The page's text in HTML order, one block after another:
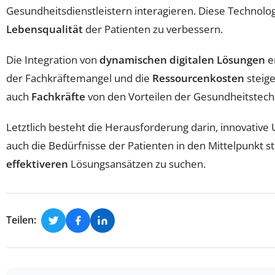
Gesundheitsdienstleistern interagieren. Diese
Lebensqualität der Patienten zu verbessern.
Die Integration von dynamischen digitalen Lösungen
der Fachkräftemangel und die Ressourcenkosten
auch Fachkräfte von den Vorteilen der
Letztlich besteht die Herausforderung darin,
auch die Bedürfnisse der Patienten in den Mittelpunkt
effektiveren Lösungsansätzen zu suchen.
Teilen: